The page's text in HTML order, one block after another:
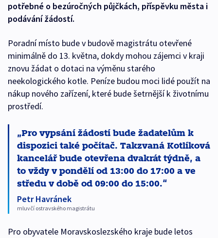
potřebné o bezúročných půjčkách, příspěvku města i
podávání žádostí.
Poradní místo bude v budově magistrátu otevřené
minimálně do 13. května, dokdy mohou zájemci v kraji
znovu žádat o dotaci na výměnu starého
neekologického kotle. Peníze budou moci lidé použít na
nákup nového zařízení, které bude šetrnější k životnímu
prostředí.
Pro vypsání žádostí bude žadatelům k
dispozici také počítač. Takzvaná Kotlíková
kancelář bude otevřena dvakrát týdně, a
to vždy v pondělí od 13:00 do 17:00 a ve
středu v době od 09:00 do 15:00.
Petr Havránek
mluvčí ostravského magistrátu
Pro obyvatele Moravskoslezského kraje bude letos